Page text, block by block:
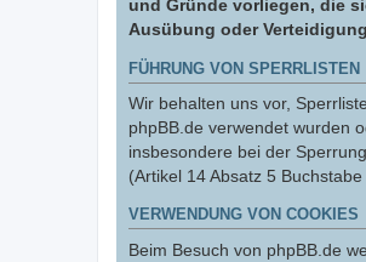
und Gründe vorliegen, die
Ausübung oder
FÜHRUNG VON SPERRLISTEN
Wir behalten uns vor,
phpBB.de verwendet wurden
insbesondere bei der
(Artikel 14 Absatz 5 Buchstabe
VERWENDUNG VON COOKIES
Beim Besuch von phpBB.de